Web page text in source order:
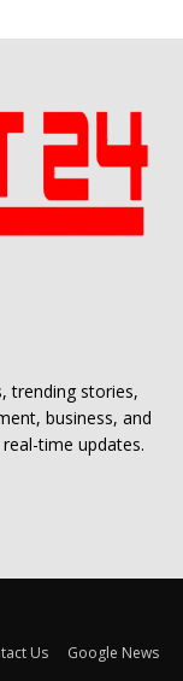
trending stories,
business, and
time updates.
Us Google News